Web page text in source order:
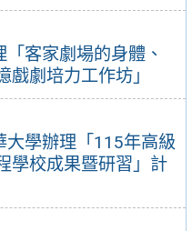
客家劇場的身體、
劇培力工作坊」
學辦理「115年高級
學校成果暨研習」計